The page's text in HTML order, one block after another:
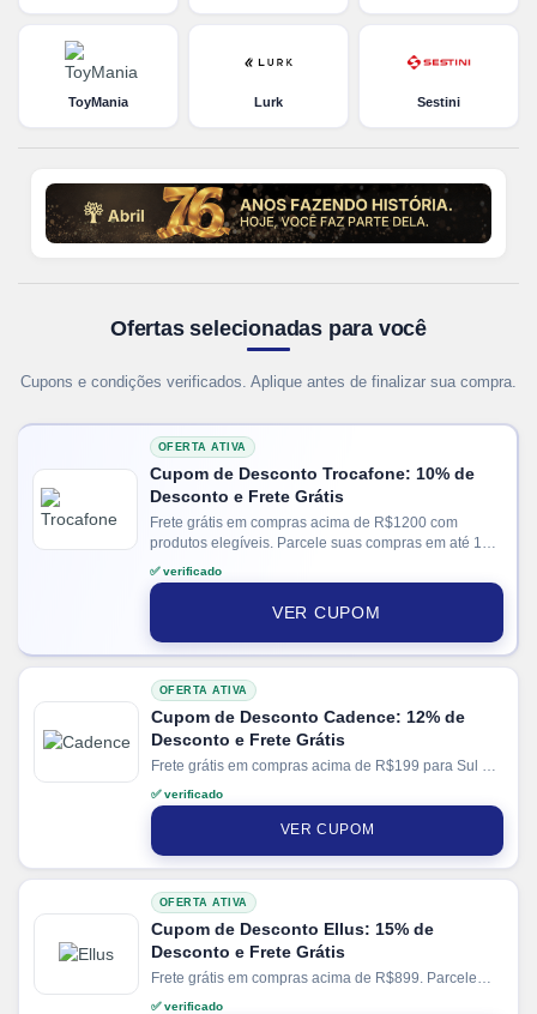
ToyMania Lurk Sestini
Ofertas selecionadas para você
Cupons e condições verificados. Aplique antes de finalizar sua compra.
OFERTA ATIVA
Cupom de Desconto Trocafone: 10% de
Desconto e Frete Grátis
Frete grátis em compras acima de R$1200 com
produtos elegíveis. Parcele suas compras em até 12x
no cartão. Ganhe + 15% de desconto em pagamentos
via PIX.
✅ verificado
VER CUPOM
OFERTA ATIVA
Cupom de Desconto Cadence: 12% de
Desconto e Frete Grátis
Frete grátis em compras acima de R$199 para Sul e
Sudeste. Parcele suas compras em até 10x sem juros
no cartão.
✅ verificado
VER CUPOM
OFERTA ATIVA
Cupom de Desconto Ellus: 15% de
Desconto e Frete Grátis
Frete grátis em compras acima de R$899. Parcele
suas compras em até 10x sem juros no cartão.
✅ verificado